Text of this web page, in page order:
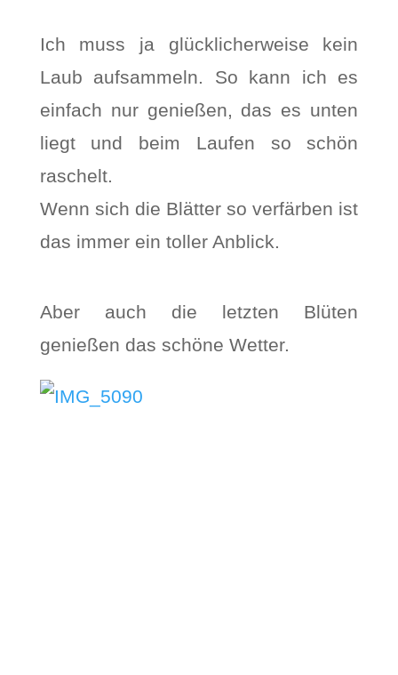
Ich muss ja glücklicherweise kein
Laub aufsammeln. So kann ich es
einfach nur genießen, das es unten
liegt und beim Laufen so schön
raschelt.
Wenn sich die Blätter so verfärben ist
das immer ein toller Anblick.
Aber auch die letzten Blüten
genießen das schöne Wetter.